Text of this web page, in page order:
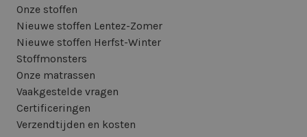
Onze stoffen
Nieuwe stoffen Lentez-Zomer
Nieuwe stoffen Herfst-Winter
Stoffmonsters
Onze matrassen
Vaakgestelde vragen
Certificeringen
Verzendtijden en kosten